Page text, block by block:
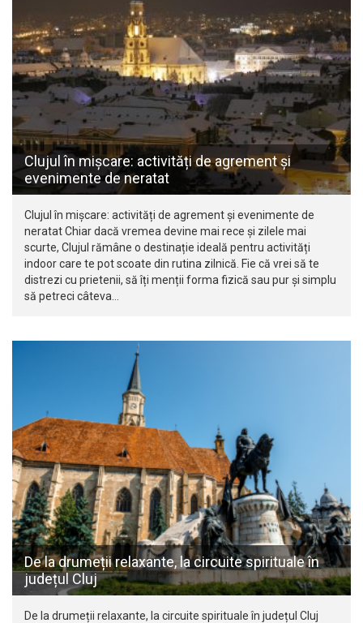
Clujul în mișcare: activități de agrement și
evenimente de neratat
Clujul în mișcare: activități de agrement și evenimente de
neratat Chiar dacă vremea devine mai rece și zilele mai
scurte, Clujul rămâne o destinație ideală pentru activități
indoor care te pot scoate din rutina zilnică. Fie că vrei să te
distrezi cu prietenii, să îți menții forma fizică sau pur și simplu
să petreci câteva…
De la drumeții relaxante, la circuite spirituale în
județul Cluj
De la drumeții relaxante, la circuite spirituale în județul Cluj